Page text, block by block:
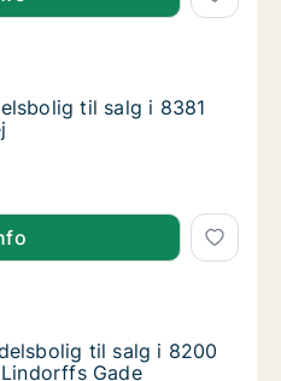
til salg i 8381 Tilst,
salg i 8381 Tilst, Langørvej
til salg i 8381 Tilst,
til salg i 8381
til salg i 8381 Tilst,
til salg i 8200
til salg i 8200 Århus N,
til salg i 8200
til salg i 8200
Gade